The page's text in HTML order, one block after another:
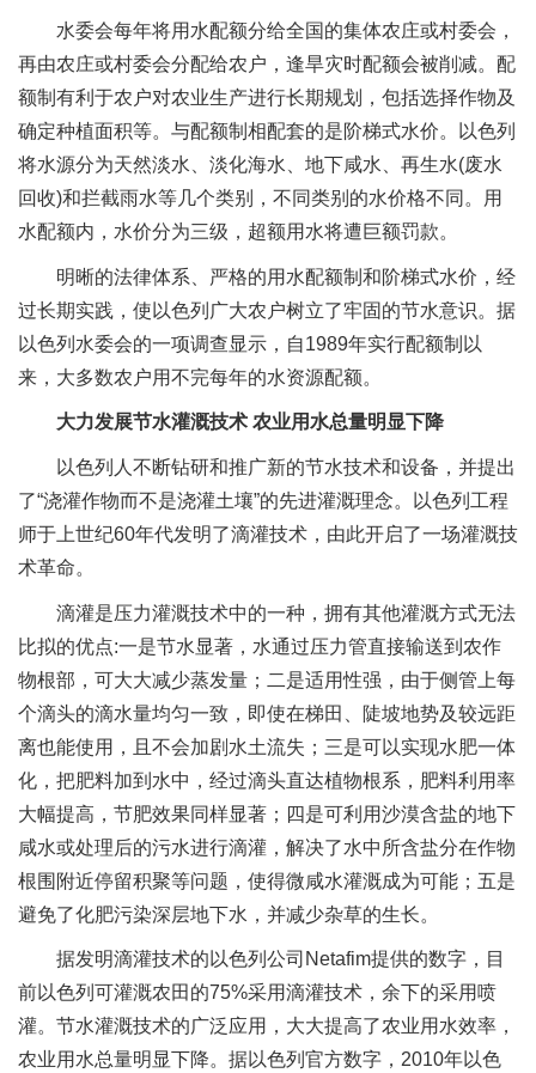
水委会每年将用水配额分给全国的集体农庄或村委会，
再由农庄或村委会分配给农户，逢旱灾时配额会被削减。配
额制有利于农户对农业生产进行长期规划，包括选择作物及
确定种植面积等。与配额制相配套的是阶梯式水价。以色列
将水源分为天然淡水、淡化海水、地下咸水、再生水(废水
回收)和拦截雨水等几个类别，不同类别的水价格不同。用
水配额内，水价分为三级，超额用水将遭巨额罚款。
明晰的法律体系、严格的用水配额制和阶梯式水价，经
过长期实践，使以色列广大农户树立了牢固的节水意识。据
以色列水委会的一项调查显示，自1989年实行配额制以
来，大多数农户用不完每年的水资源配额。
大力发展节水灌溉技术 农业用水总量明显下降
以色列人不断钻研和推广新的节水技术和设备，并提出
了“浇灌作物而不是浇灌土壤”的先进灌溉理念。以色列工程
师于上世纪60年代发明了滴灌技术，由此开启了一场灌溉技
术革命。
滴灌是压力灌溉技术中的一种，拥有其他灌溉方式无法
比拟的优点:一是节水显著，水通过压力管直接输送到农作
物根部，可大大减少蒸发量；二是适用性强，由于侧管上每
个滴头的滴水量均匀一致，即使在梯田、陡坡地势及较远距
离也能使用，且不会加剧水土流失；三是可以实现水肥一体
化，把肥料加到水中，经过滴头直达植物根系，肥料利用率
大幅提高，节肥效果同样显著；四是可利用沙漠含盐的地下
咸水或处理后的污水进行滴灌，解决了水中所含盐分在作物
根围附近停留积聚等问题，使得微咸水灌溉成为可能；五是
避免了化肥污染深层地下水，并减少杂草的生长。
据发明滴灌技术的以色列公司Netafim提供的数字，目
前以色列可灌溉农田的75%采用滴灌技术，余下的采用喷
灌。节水灌溉技术的广泛应用，大大提高了农业用水效率，
农业用水总量明显下降。据以色列官方数字，2010年以色